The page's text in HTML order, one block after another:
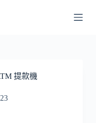
提款機